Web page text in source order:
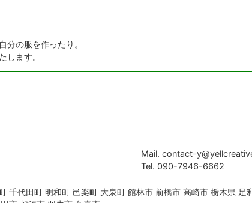
分の服を作ったり。
します。
Mail. contact-
Tel. 090-7946-6662
千代田町 明和町 邑楽町 大泉町 館林市 前橋市 高崎市 栃木県